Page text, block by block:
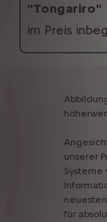
"Tongariro"
im Preis
unserer
Systeme
neuesten
für